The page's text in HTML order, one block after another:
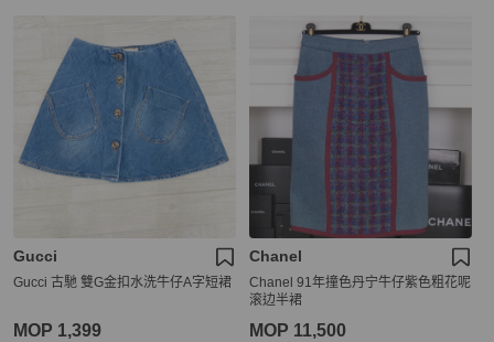
Gucci
Gucci 古馳 雙G金扣水洗牛仔A字短裙
MOP 1,399
Chanel
Chanel 91年撞色丹宁牛仔紫色粗花呢
滚边半裙
MOP 11,500